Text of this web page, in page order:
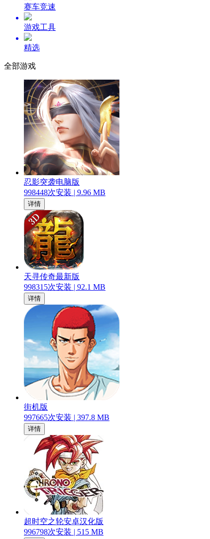
赛车竞速
游戏工具
精选
全部游戏
忍影突袭电脑版
998448次安装 | 9.96 MB
详情
天寻传奇最新版
998315次安装 | 92.1 MB
详情
街机版
997665次安装 | 397.8 MB
详情
超时空之轮安卓汉化版
996798次安装 | 515 MB